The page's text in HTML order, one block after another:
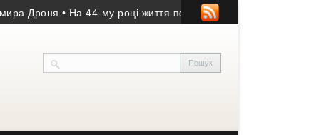
• На 44-му році життя помер учасник АТО з Козівщини